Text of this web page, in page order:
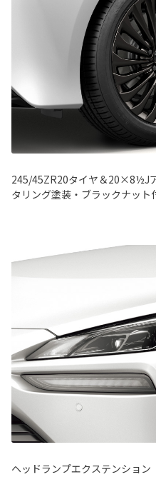
245/45ZR20タイヤ＆20×8½J
タリング塗装・ブラックナット
ヘッドランプエクステンション